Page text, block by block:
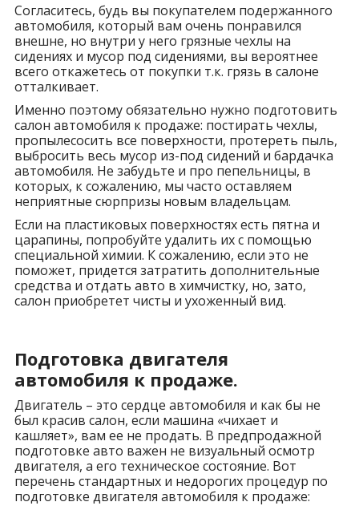
Согласитесь, будь вы покупателем подержанного
автомобиля, который вам очень понравился
внешне, но внутри у него грязные чехлы на
сидениях и мусор под сидениями, вы вероятнее
всего откажетесь от покупки т.к. грязь в салоне
отталкивает.
Именно поэтому обязательно нужно подготовить
салон автомобиля к продаже: постирать чехлы,
пропылесосить все поверхности, протереть пыль,
выбросить весь мусор из-под сидений и бардачка
автомобиля. Не забудьте и про пепельницы, в
которых, к сожалению, мы часто оставляем
неприятные сюрпризы новым владельцам.
Если на пластиковых поверхностях есть пятна и
царапины, попробуйте удалить их с помощью
специальной химии. К сожалению, если это не
поможет, придется затратить дополнительные
средства и отдать авто в химчистку, но, зато,
салон приобретет чисты и ухоженный вид.
Подготовка двигателя
автомобиля к продаже.
Двигатель – это сердце автомобиля и как бы не
был красив салон, если машина «чихает и
кашляет», вам ее не продать. В предпродажной
подготовке авто важен не визуальный осмотр
двигателя, а его техническое состояние. Вот
перечень стандартных и недорогих процедур по
подготовке двигателя автомобиля к продаже: